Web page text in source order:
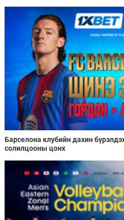
Барселона клубийн дахин
солилцооны цонх